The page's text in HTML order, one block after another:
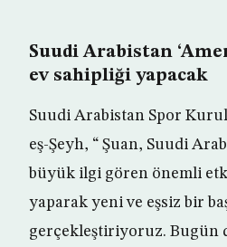
Suudi Arabistan
ev sahipliği yapacak
Suudi Arabistan Spor
eş-Şeyh, “ Şuan, Suudi
büyük ilgi gören önemli
yaparak yeni ve eşsiz bir
gerçekleştiriyoruz. Bugün